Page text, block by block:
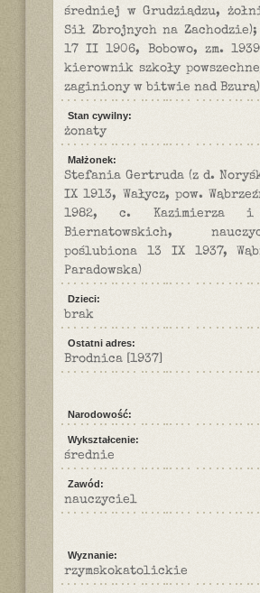
średniej w Grudziądzu,
Sił Zbrojnych na
17 II 1906, Bobowo, zm.
kierownik szkoły
zaginiony w bitwie nad
Stan cywilny:
żonaty
Małżonek:
Stefania Gertruda (z d.
IX 1913, Wałycz, pow.
1982, c.
Biernatowskich,
poślubiona 13 IX 1937,
Paradowska)
Dzieci:
brak
Ostatni adres:
Brodnica [1937]
Narodowość:
Wykształcenie:
średnie
Zawód:
nauczyciel
Wyznanie:
rzymskokatolickie